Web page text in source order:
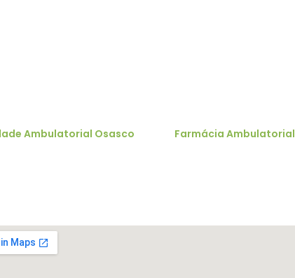
Ambulatorial Osasco Farmácia Ambulatorial